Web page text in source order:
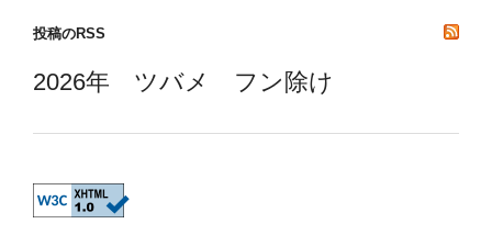
投稿のRSS
2026年 ツバメ フン除け